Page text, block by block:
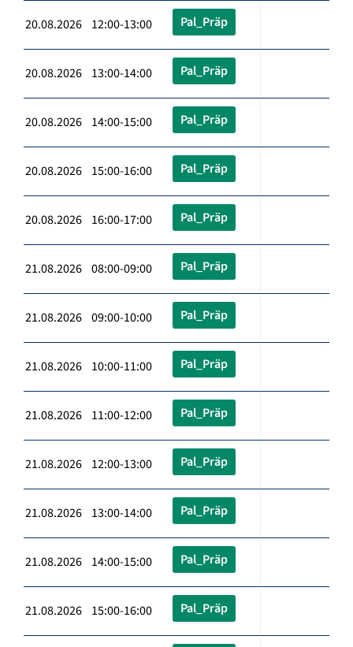
20.08.2026 12:00-13:00 Pal_Präp
20.08.2026 13:00-14:00 Pal_Präp
20.08.2026 14:00-15:00 Pal_Präp
20.08.2026 15:00-16:00 Pal_Präp
20.08.2026 16:00-17:00 Pal_Präp
21.08.2026 08:00-09:00 Pal_Präp
21.08.2026 09:00-10:00 Pal_Präp
21.08.2026 10:00-11:00 Pal_Präp
21.08.2026 11:00-12:00 Pal_Präp
21.08.2026 12:00-13:00 Pal_Präp
21.08.2026 13:00-14:00 Pal_Präp
21.08.2026 14:00-15:00 Pal_Präp
21.08.2026 15:00-16:00 Pal_Präp